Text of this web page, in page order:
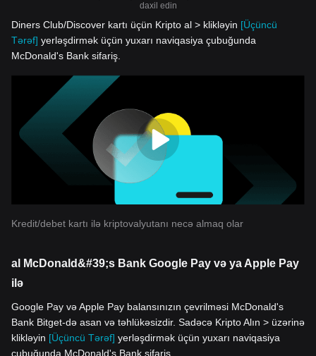
daxil edin
Diners Club/Discover kartı üçün Kripto al > klikləyin [Üçüncü
Tərəf] yerləşdirmək üçün yuxarı naviqasiya çubuğunda
McDonald's Bank sifariş.
Kredit/debet kartı ilə kriptovalyutanı necə almaq olar
al McDonald&#39;s Bank Google Pay və ya Apple Pay
ilə
Google Pay və Apple Pay balansınızın çevrilməsi McDonald's
Bank Bitget-də asan və təhlükəsizdir. Sadəcə Kripto Alın > üzərinə
klikləyin [Üçüncü Tərəf] yerləşdirmək üçün yuxarı naviqasiya
çubuğunda McDonald's Bank sifariş.